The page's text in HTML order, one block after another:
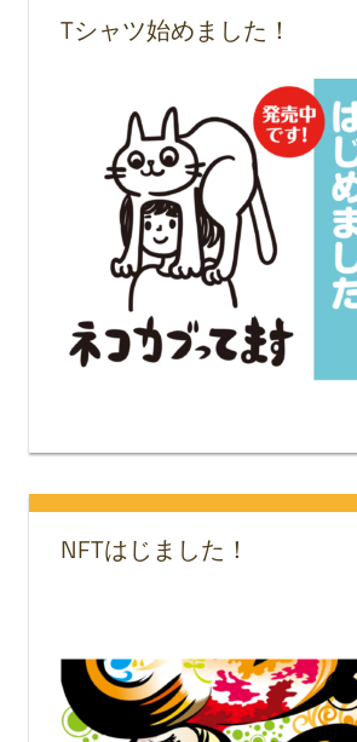
Tシャツ始めました！
NFTはじました！